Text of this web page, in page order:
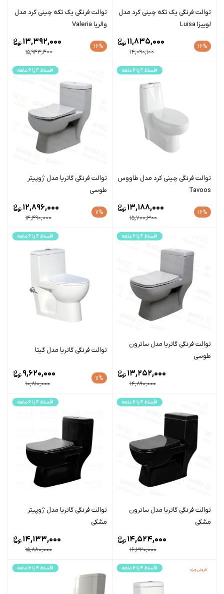
توالت فرنگی یک تکه چینی کرد مدل
لوییزا Luisa
16%
14,090,100
11,835,000
توالت فرنگی یک تکه چینی کرد مدل
والریا Valeria
16%
15,943,400
13,392,000
توالت فرنگی چینی کرد مدل طاووس
Tavoos
16%
15,700,300
13,188,000
توالت فرنگی گاتریا مدل ژوپیتر
طوسی
11%
14,490,000
12,896,000
توالت فرنگی گاتریا مدل ساترون
طوسی
14,890,000
13,252,000
توالت فرنگی گاتریا مدل گیتا
11%
10,810,000
9,620,000
توالت فرنگی گاتریا مدل ساترون
مشکی
16,320,000
14,524,000
توالت فرنگی گاتریا مدل ژوپیتر
مشکی
15,880,000
14,133,000